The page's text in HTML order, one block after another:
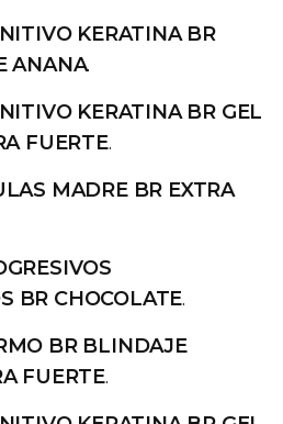
KERATINA BR
ANANA.
KERATINA BR GEL
FUERTE.
MADRE BR EXTRA
BR CHOCOLATE.
BR BLINDAJE
FUERTE.